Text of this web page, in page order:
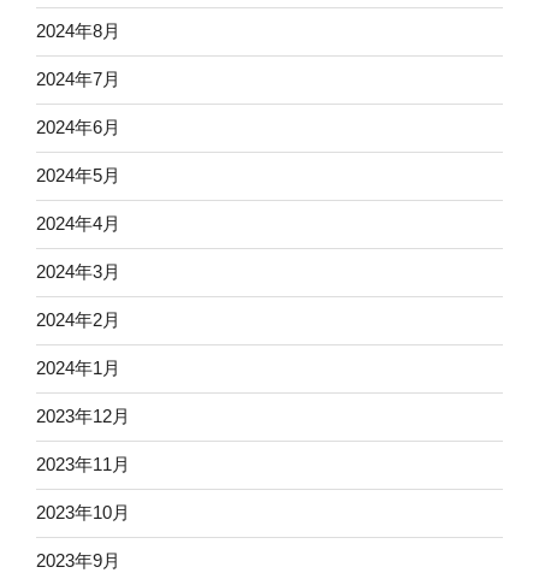
2024年8月
2024年7月
2024年6月
2024年5月
2024年4月
2024年3月
2024年2月
2024年1月
2023年12月
2023年11月
2023年10月
2023年9月